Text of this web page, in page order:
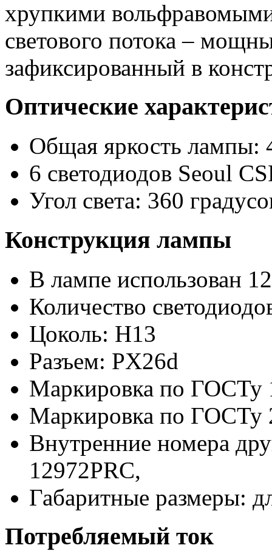
хрупкими
светового потока –
зафиксированный в
Оптические
Общая яркость лампы:
6 светодиодов Seoul
Угол света: 360
Конструкция лампы
В лампе использован
Количество
Цоколь: H13
Разъем: PX26d
Маркировка по ГОСТу
Маркировка по ГОСТу
Внутренние номера
12972PRC,
Габаритные размеры:
Потребляемый ток